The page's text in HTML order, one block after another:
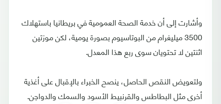
وأشارت إلى أن خدمة الصحة العمومية في بريطانيا باستهلاك
3500 ميليغرام من البوتاسيوم بصورة يومية، لكن موزتين
اثنتين لا تحتويان سوى ربع هذا المعدل.
ولتعويض النقص الحاصل، ينصح الخبراء بالإقبال على أغذية
أخرى مثل البطاطس والقرنبيط الأسود والسمك والدواجن.